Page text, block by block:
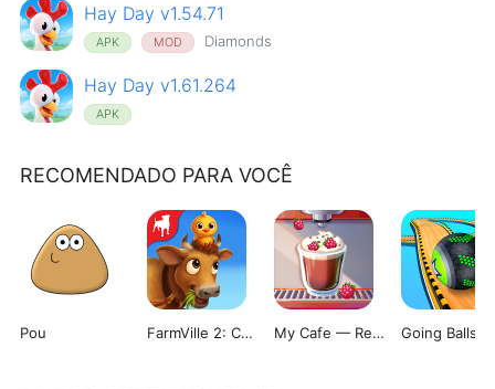
Hay Day v1.54.71
APK MOD Diamonds
Hay Day v1.61.264
APK
RECOMENDADO PARA VOCÊ
Pou FarmVille 2: Country Escape My Cafe — Restaurant Game Going Balls